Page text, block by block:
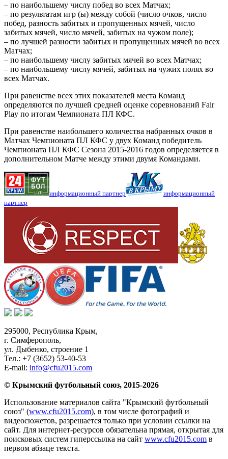
– по наибольшему числу побед во всех Матчах;
– по результатам игр (ы) между собой (число очков, число
побед, разность забитых и пропущенных мячей, число
забитых мячей, число мячей, забитых на чужом поле);
– по лучшей разности забитых и пропущенных мячей во всех
Матчах;
– по наибольшему числу забитых мячей во всех Матчах;
– по наибольшему числу мячей, забитых на чужих полях во
всех Матчах.
При равенстве всех этих показателей места Команд
определяются по лучшей средней оценке соревнований Fair
Play по итогам Чемпионата ПЛ КФС.
При равенстве наибольшего количества набранных очков в
Матчах Чемпионата ПЛ КФС у двух Команд победитель
Чемпионата ПЛ КФС Сезона 2015-2016 годов определяется в
дополнительном Матче между этими двумя Командами.
информационный партнер
информационный
партнер
295000, Республика Крым,
г. Симферополь,
ул. Дыбенко, строение 1
Тел.: +7 (3652) 53-40-53
E-mail: info@cfu2015.com
© Крымский футбольный союз, 2015-2026
Использование материалов сайта "Крымский футбольный
союз" (www.cfu2015.com), в том числе фотографий и
видеосюжетов, разрешается только при условии ссылки на
сайт. Для интернет-ресурсов обязательна прямая, открытая для
поисковых систем гиперссылка на сайт www.cfu2015.com в
первом абзаце текста.